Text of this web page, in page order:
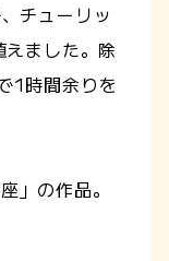
チューリッ
ました。除
1時間余りを
」の作品。